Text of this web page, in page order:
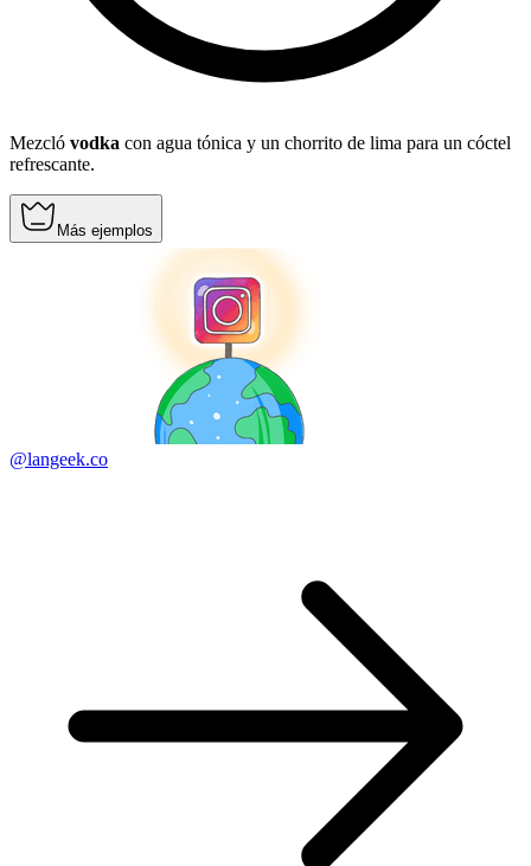
Mezcló vodka con agua tónica y un chorrito de lima para un cóctel
refrescante.
Más ejemplos
@langeek.co